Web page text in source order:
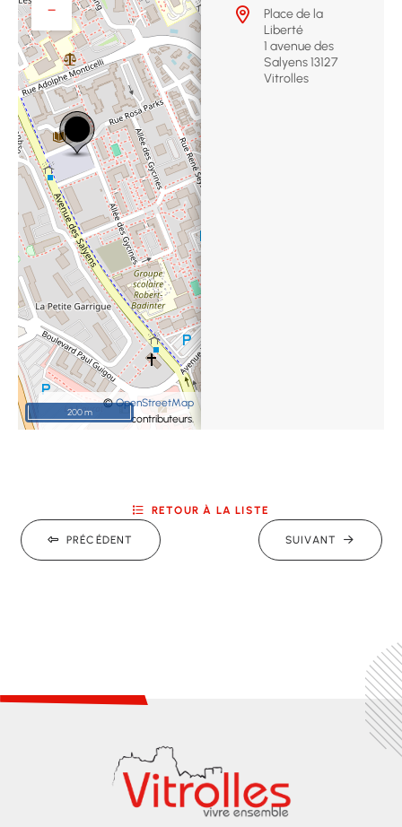
−
©OpenStreetMap
contributeurs.
200 m
Place de la
Liberté
1 avenue des
Salyens 13127
Vitrolles
PRÉCÉDENT
RETOUR À LA LISTE
SUIVANT